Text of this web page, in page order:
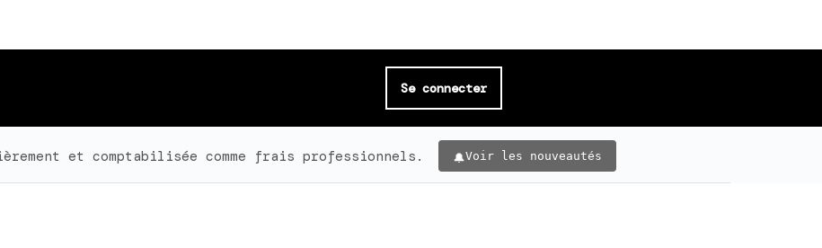
Se connecter
et comptabilisée comme frais professionnels. Voir les nouveautés